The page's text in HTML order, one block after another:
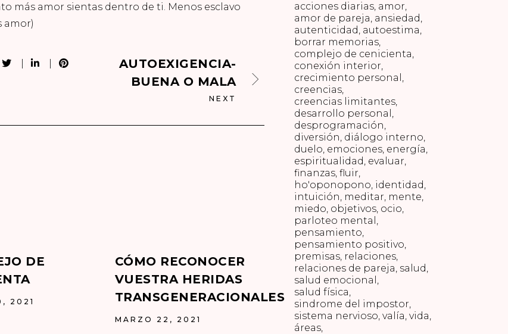
más amor sientas dentro de ti. Menos esclavo
amor)
AUTOEXIGENCIA-
BUENA O MALA
NEXT
DE
2021
CÓMO RECONOCER
VUESTRA HERIDAS
TRANSGENERACIONALES
MARZO 22, 2021
acciones diarias amor
amor de pareja ansiedad
autenticidad autoestima
borrar memorias
complejo de cenicienta
conexión interior
crecimiento personal
creencias
creencias limitantes
desarrollo personal
desprogramación
diversión diálogo interno
duelo emociones energía
espiritualidad evaluar
finanzas fluir
ho'oponopono identidad
intuición meditar mente
miedo objetivos ocio
parloteo mental
pensamiento
pensamiento positivo
premisas relaciones
relaciones de pareja salud
salud emocional
salud física
sindrome del impostor
sistema nervioso valía vida
áreas